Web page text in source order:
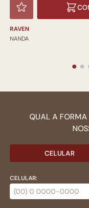
RAVEN
NANDA
QUAL A FORMA
CELULAR
CELULAR: